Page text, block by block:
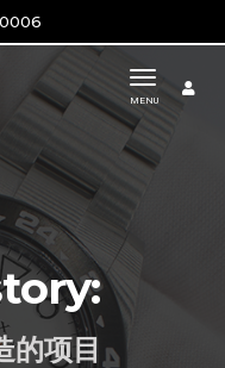
toggle
MENU
的项目